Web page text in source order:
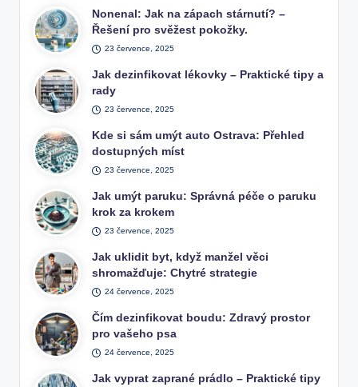
Nonenal: Jak na zápach stárnutí? –
Řešení pro svěžest pokožky.
23 července, 2025
Jak dezinfikovat lékovky – Praktické tipy a
rady
23 července, 2025
Kde si sám umýt auto Ostrava: Přehled
dostupných míst
23 července, 2025
Jak umýt paruku: Správná péče o paruku
krok za krokem
23 července, 2025
Jak uklidit byt, když manžel věci
shromažďuje: Chytré strategie
24 července, 2025
Čím dezinfikovat boudu: Zdravý prostor
pro vašeho psa
24 července, 2025
Jak vyprat zaprané prádlo – Praktické tipy